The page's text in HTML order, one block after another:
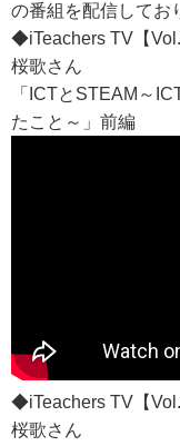
の番組を配信してお
◆iTeachers TV【
桜歌さん
「ICTとSTEAM～
たこと～」前編
◆iTeachers TV【
桜歌さん